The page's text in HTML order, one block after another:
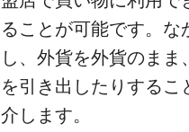
ることが可能です。
し、外貨を外貨のま
を引き出したりする
介します。